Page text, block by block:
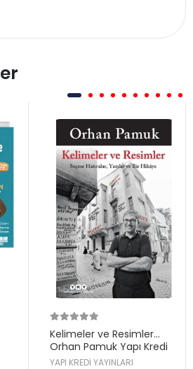
Kelimeler ve Resimler
Orhan Pamuk Yapı Kredi
YAPI KREDİ YAYINLARI